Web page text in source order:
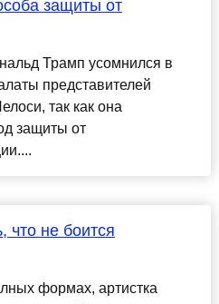
защиты от
Трамп усомнился в
представителей
так как она
защиты от
что не боится
формах, артистка